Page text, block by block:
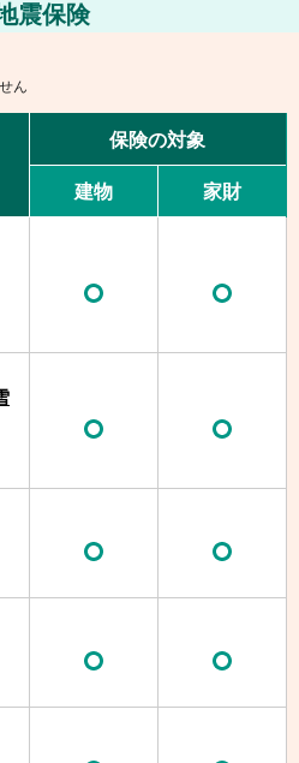
震保険
ん
保険の対象
建物 家財